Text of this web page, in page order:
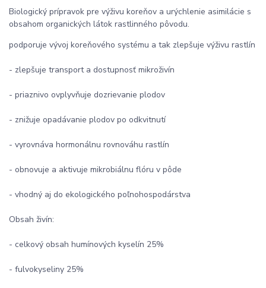
Biologický prípravok pre výživu koreňov a urýchlenie asimilácie s
obsahom organických látok rastlinného pôvodu.
podporuje vývoj koreňového systému a tak zlepšuje výživu rastlín
- zlepšuje transport a dostupnosť mikroživín
- priaznivo ovplyvňuje dozrievanie plodov
- znižuje opadávanie plodov po odkvitnutí
- vyrovnáva hormonálnu rovnováhu rastlín
- obnovuje a aktivuje mikrobiálnu flóru v pôde
- vhodný aj do ekologického poľnohospodárstva
Obsah živín:
- celkový obsah humínových kyselín 25%
- fulvokyseliny 25%